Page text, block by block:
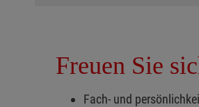
Freuen Sie
Fach- und